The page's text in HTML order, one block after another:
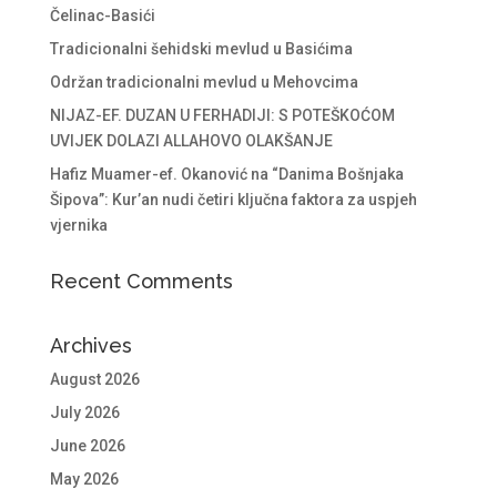
Čelinac-Basići
Tradicionalni šehidski mevlud u Basićima
Održan tradicionalni mevlud u Mehovcima
NIJAZ-EF. DUZAN U FERHADIJI: S POTEŠKOĆOM
UVIJEK DOLAZI ALLAHOVO OLAKŠANJE
Hafiz Muamer-ef. Okanović na “Danima Bošnjaka
Šipova”: Kur’an nudi četiri ključna faktora za uspjeh
vjernika
Recent Comments
Archives
August 2026
July 2026
June 2026
May 2026